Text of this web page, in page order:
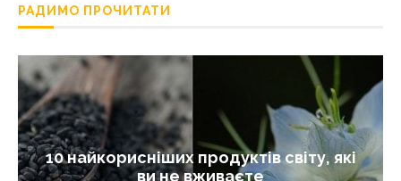
РАДИМО ПРОЧИТАТИ
10 найкорисніших продуктів світу, які
ви не вживаєте